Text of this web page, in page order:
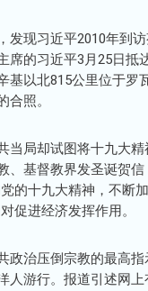
发现习近平2010年到
席的习近平3月25日抵
基以北815公里位于罗
合照。
当局却试图将十九大
、基督教界发圣诞贺
的十九大精神，不断
促进经济发挥作用。
政治压倒宗教的最高
人游行。报道引述网